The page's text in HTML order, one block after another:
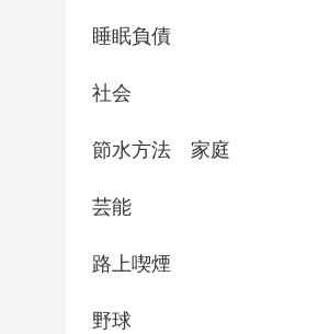
睡眠負債
社会
節水方法 家庭
芸能
路上喫煙
野球